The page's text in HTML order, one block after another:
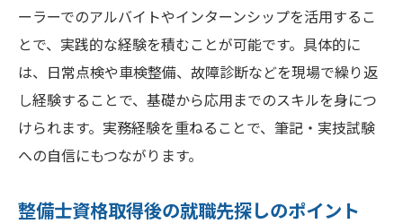
ーラーでのアルバイトやインターンシップを活用するこ
とで、実践的な経験を積むことが可能です。具体的に
は、日常点検や車検整備、故障診断などを現場で繰り返
し経験することで、基礎から応用までのスキルを身につ
けられます。実務経験を重ねることで、筆記・実技試験
への自信にもつながります。
整備士資格取得後の就職先探しのポイント